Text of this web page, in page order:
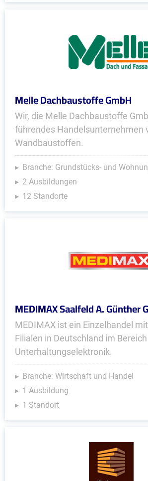
Melle Dachbaustoffe GmbH
Wir, die Melle Dachbaustoffe
führendes Handels­unter­nehmen
Wandbaustoffen.
Branche: Grundstücks- und
2 Ausbildungen
12 Standorte
MEDIMAX Saalfeld A. Günther
MEDIMAX ist ein Einzelhandel
Filialen in Deutschland im Bereich
Unterhaltungselektronik.
Branche: Wirtschaft und Handel
1 Ausbildung
1 Standort